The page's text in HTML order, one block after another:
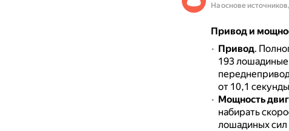
На основе
Привод и
Привод.
193 лошадиные
от 10,1
Мощность
набирать
лошадиных сил